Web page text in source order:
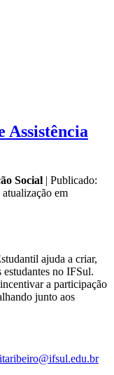
Assistência
Social | Publicado:
em
ajuda a criar,
estudantes no IFSul.
a participação
junto aos